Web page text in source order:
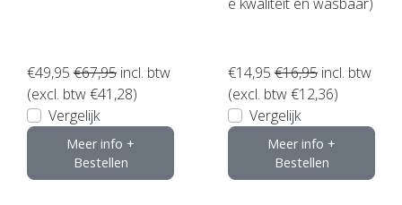
€49,95 €67,95 incl. btw
(excl. btw €41,28)
Vergelijk
Meer info +
Bestellen
€14,95 €16,95 incl. btw
(excl. btw €12,36)
Vergelijk
Meer info +
Bestellen